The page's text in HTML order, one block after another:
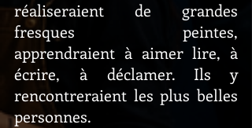
réaliseraient de grandes
fresques peintes,
apprendraient à aimer lire, à
écrire, à déclamer. Ils y
rencontreraient les plus belles
personnes.